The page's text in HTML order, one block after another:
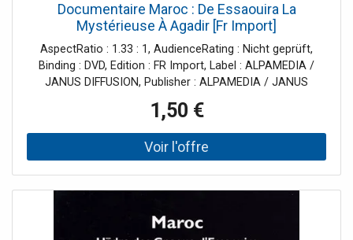
Documentaire Maroc : De Essaouira La
Mystérieuse À Agadir [Fr Import]
AspectRatio : 1.33 : 1, AudienceRating : Nicht geprüft,
Binding : DVD, Edition : FR Import, Label : ALPAMEDIA /
JANUS DIFFUSION, Publisher : ALPAMEDIA / JANUS
DVD, runningTime : 52 minutes, actors : Documentaire
1,50 €